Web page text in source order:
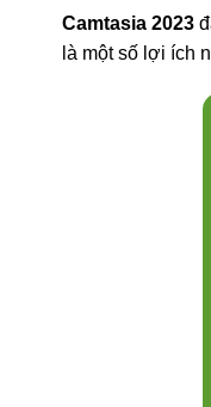
Camtasia 2023
là một số lợi ích